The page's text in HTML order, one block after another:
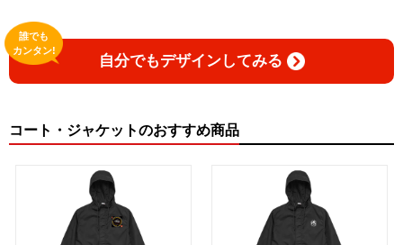
自分でもデザインしてみる
誰でも
カンタン!
コート・ジャケットのおすすめ商品